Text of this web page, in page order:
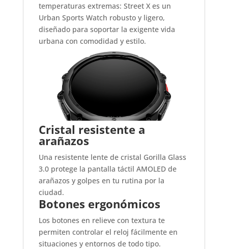
temperaturas extremas: Street X es un
Urban Sports Watch robusto y ligero,
diseñado para soportar la exigente vida
urbana con comodidad y estilo.
Cristal resistente a
arañazos
Una resistente lente de cristal Gorilla Glass
3.0 protege la pantalla táctil AMOLED de
arañazos y golpes en tu rutina por la
ciudad.
Botones ergonómicos
Los botones en relieve con textura te
permiten controlar el reloj fácilmente en
situaciones y entornos de todo tipo.